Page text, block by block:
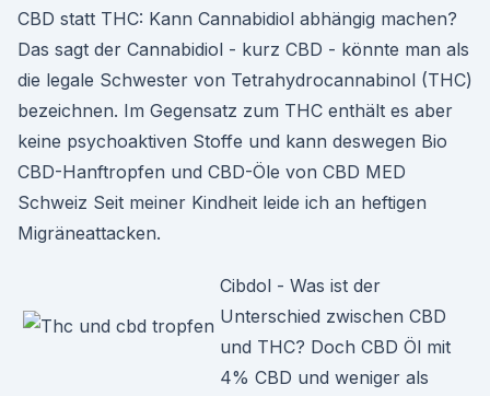
CBD statt THC: Kann Cannabidiol abhängig machen?
Das sagt der Cannabidiol - kurz CBD - könnte man als
die legale Schwester von Tetrahydrocannabinol (THC)
bezeichnen. Im Gegensatz zum THC enthält es aber
keine psychoaktiven Stoffe und kann deswegen Bio
CBD-Hanftropfen und CBD-Öle von CBD MED
Schweiz Seit meiner Kindheit leide ich an heftigen
Migräneattacken.
Cibdol - Was ist der
Unterschied zwischen CBD
und THC? Doch CBD Öl mit
4% CBD und weniger als